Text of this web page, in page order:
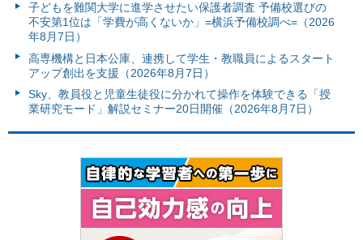
子どもを難関大学に進学させたい保護者調査 予備校選びの
不安第1位は「学費が高くないか」=横浜予備校調べ=（2026
年8月7日）
高専機構と日本公庫、連携して学生・教職員によるスタート
アップ創出を支援（2026年8月7日）
Sky、教員役と児童生徒役に分かれて操作を体験できる「授
業研究モード」解説セミナー20日開催（2026年8月7日）